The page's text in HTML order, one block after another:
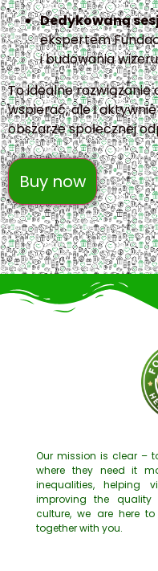
Dedykowaną
ekspertem
i budowania
To idealne
wspierać, ale i
obszarze społecznej
Buy now
Our mission is clear –
where they need it
inequalities, helping
improving the
culture, we are here
together with you.